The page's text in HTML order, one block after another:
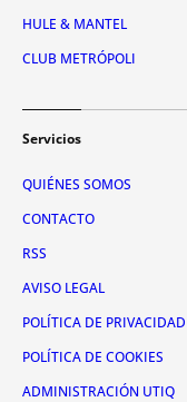
HULE & MANTEL
CLUB METRÓPOLI
Servicios
QUIÉNES SOMOS
CONTACTO
RSS
AVISO LEGAL
POLÍTICA DE PRIVACIDAD
POLÍTICA DE COOKIES
ADMINISTRACIÓN UTIQ